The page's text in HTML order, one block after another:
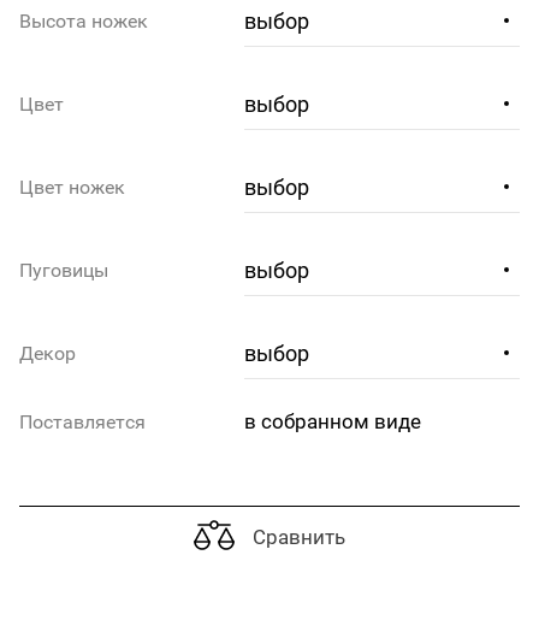
Высота ножек
Цвет
Цвет ножек
Пуговицы
Декор
Поставляется в собранном виде
Сравнить